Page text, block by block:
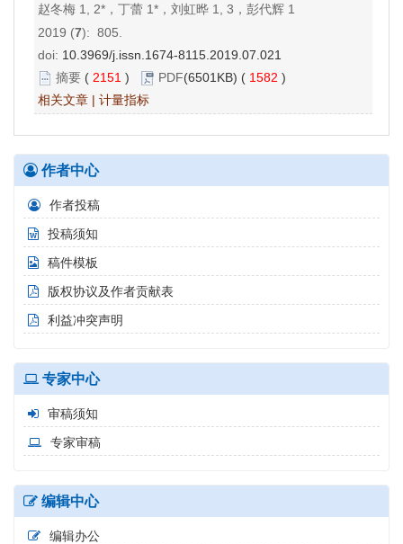
赵冬梅 1, 2*，丁蕾 1*，刘虹晔 1, 3，彭代辉 1
2019 (7): 805.
doi: 10.3969/j.issn.1674-8115.2019.07.021
摘要 ( 2151 ) PDF(6501KB) ( 1582 )
相关文章 | 计量指标
作者中心
作者投稿
投稿须知
稿件模板
版权协议及作者贡献表
利益冲突声明
专家中心
审稿须知
专家审稿
编辑中心
编辑办公